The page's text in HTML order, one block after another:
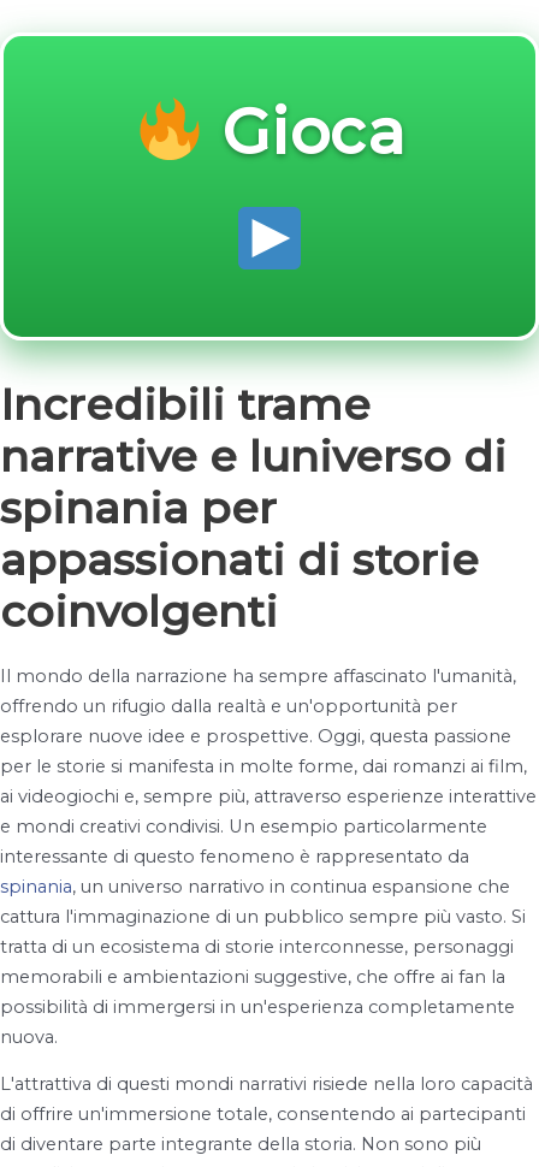
Gioca
Incredibili trame
narrative e luniverso di
spinania per
appassionati di storie
coinvolgenti
Il mondo della narrazione ha sempre affascinato l'umanità,
offrendo un rifugio dalla realtà e un'opportunità per
esplorare nuove idee e prospettive. Oggi, questa passione
per le storie si manifesta in molte forme, dai romanzi ai film,
ai videogiochi e, sempre più, attraverso esperienze interattive
e mondi creativi condivisi. Un esempio particolarmente
interessante di questo fenomeno è rappresentato da
spinania, un universo narrativo in continua espansione che
cattura l'immaginazione di un pubblico sempre più vasto. Si
tratta di un ecosistema di storie interconnesse, personaggi
memorabili e ambientazioni suggestive, che offre ai fan la
possibilità di immergersi in un'esperienza completamente
nuova.
L'attrattiva di questi mondi narrativi risiede nella loro capacità
di offrire un'immersione totale, consentendo ai partecipanti
di diventare parte integrante della storia. Non sono più